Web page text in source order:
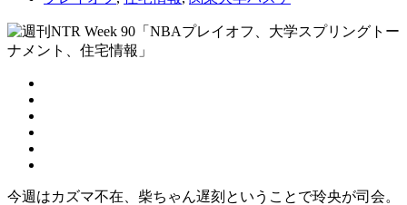
今週はカズマ不在、柴ちゃん遅刻ということで玲央が司会。